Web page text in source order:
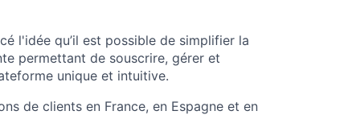
l'idée qu’il est possible de simplifier la
permettant de souscrire, gérer et
unique et intuitive.
de clients en France, en Espagne et en